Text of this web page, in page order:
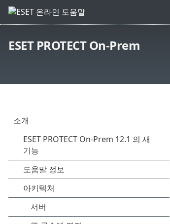
ESET PROTECT On-Prem